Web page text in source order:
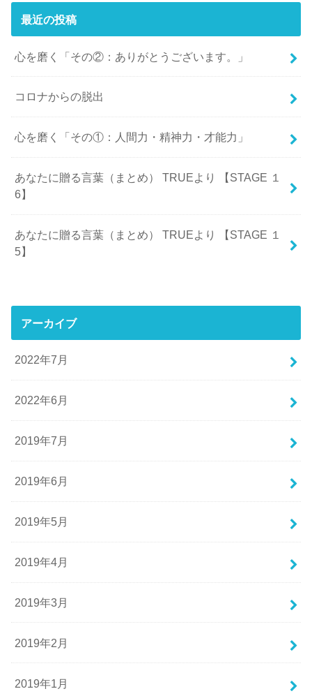
最近の投稿
心を磨く「その②：ありがとうございます。」
コロナからの脱出
心を磨く「その①：人間力・精神力・才能力」
あなたに贈る言葉（まとめ） TRUEより 【STAGE １
6】
あなたに贈る言葉（まとめ） TRUEより 【STAGE １
5】
アーカイブ
2022年7月
2022年6月
2019年7月
2019年6月
2019年5月
2019年4月
2019年3月
2019年2月
2019年1月